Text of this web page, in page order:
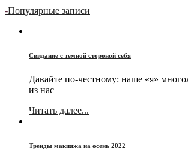
-Популярные записи
Свидание с темной стороной себя
Давайте по-честному: наше «я»
из нас
Читать далее...
Тренды макияжа на осень 2022